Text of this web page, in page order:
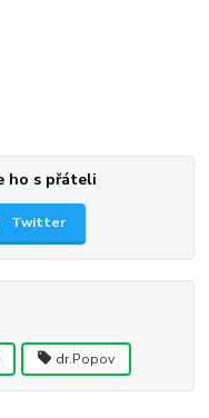
ho s přáteli
Twitter
dr.Popov